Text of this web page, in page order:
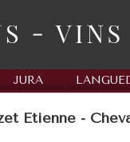
JURA
Etienne -